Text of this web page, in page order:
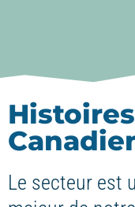
Le secteur est